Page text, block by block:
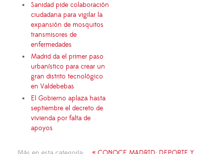
Sanidad pide colaboración
ciudadana para vigilar la
expansión de mosquitos
transmisores de
enfermedades
Madrid da el primer paso
urbanístico para crear un
gran distrito tecnológico
en Valdebebas
El Gobierno aplaza hasta
septiembre el decreto de
vivienda por falta de
apoyos